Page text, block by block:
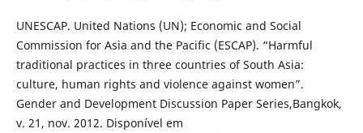
UNESCAP. United Nations (UN); Economic and Social
Commission for Asia and the Pacific (ESCAP). “Harmful
traditional practices in three countries of South Asia:
culture, human rights and violence against women”.
Gender and Development Discussion Paper Series,Bangkok,
v. 21, nov. 2012. Disponível em